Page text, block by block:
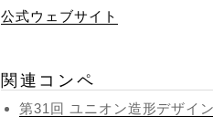
公式ウェブサイト
関連コンペ
第31回 ユニオン造形デザイ